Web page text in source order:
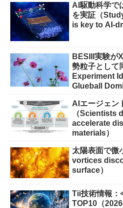
AI駆動科学で
を実証（
is key to AI-
BESIII実験が
勢粒子として
Experiment
Glueball
AIエージェン
（Scientists
accelerate
materials）
太陽表面で微
vortices
surface）
Tii技術情報：
TOP10（